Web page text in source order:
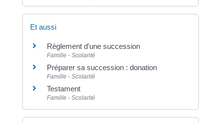
Et aussi
Règlement d'une succession
Famille - Scolarité
Préparer sa succession : donation
Famille - Scolarité
Testament
Famille - Scolarité